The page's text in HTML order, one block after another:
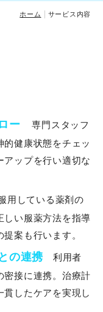
ホーム サービス内容
ロー専門スタッフ
健康状態をチェッ
アップを行い適切な
用している薬剤の
しい服薬方法を指導
案も行います。
の連携 利用者
密接に連携。治療計
したケアを実現し